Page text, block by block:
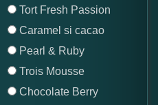
Tort Fresh Passion
Caramel si cacao
Pearl & Ruby
Trois Mousse
Chocolate Berry